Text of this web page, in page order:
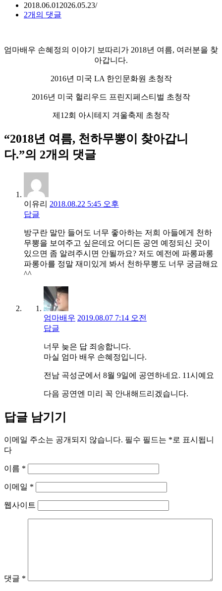
2018.06.01 2026.05.23
2개의 댓글
엄마배우 손혜정의 이야기 보따리가 2018년 여름, 여러분을 찾
아갑니다.
2016년 미국 LA 한인문화원 초청작
2016년 미국 헐리우드 프린지페스티벌 초청작
제12회 아시테지 겨울축제 초청작
“2018년 여름, 천하무뽕이 찾아갑니
다.”의 2개의 댓글
이유리 2018.08.22 5:45 오후
답글
방구란 말만 들어도 너무 좋아하는 저희 아들에게 천하
무뽕을 보여주고 싶은데요 어디든 공연 예정되신 곳이
있으면 좀 알려주시면 안될까요? 저도 예전에 파롱파롱
파롱아를 정말 재미있게 봐서 천하무뽕도 너무 궁금해요
^^
엄마배우 2019.08.07 7:14 오전
답글
너무 늦은 답 죄송합니다.
마실 엄마 배우 손혜정입니다.
전남 곡성군에서 8월 9일에 공연하네요. 11시예요
다음 공연엔 미리 꼭 안내해드리겠습니다.
답글 남기기
이메일 주소는 공개되지 않습니다. 필수 필드는 *로 표시됩니
다
이름 *
이메일 *
웹사이트
댓글 *